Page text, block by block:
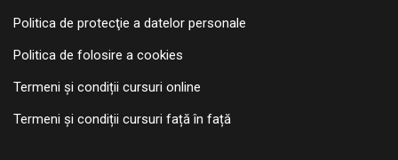
Politica de protecţie a datelor personale
Politica de folosire a cookies
Termeni și condiții cursuri online
Termeni și condiții cursuri față în față